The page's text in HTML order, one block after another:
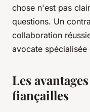
chose n'est pas
questions. Un
collaboration
avocate
Les
fiançailles